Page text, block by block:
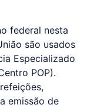
federal nesta
são usados
Especializado
POP).
emissão de